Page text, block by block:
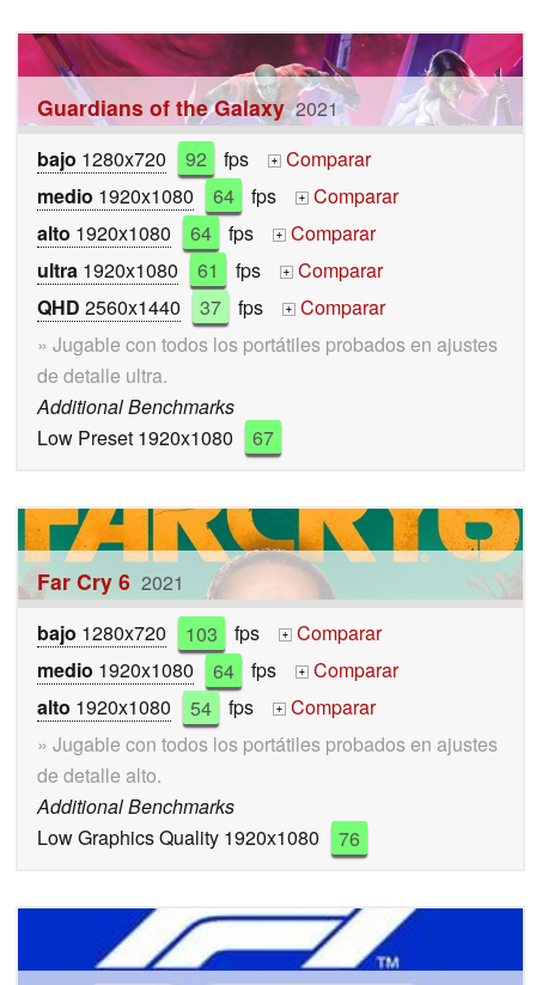
Guardians of the Galaxy 2021
bajo 1280x720 92 fps +
Comparar
medio 1920x1080 64 fps +
Comparar
alto 1920x1080 64 fps +
Comparar
ultra 1920x1080 61 fps +
Comparar
QHD 2560x1440 37 fps +
Comparar
» Jugable con todos los portátiles probados en ajustes
de detalle ultra.
Additional Benchmarks
Low Preset 1920x1080
67
Far Cry 6 2021
bajo 1280x720 103 fps +
Comparar
medio 1920x1080 64 fps +
Comparar
alto 1920x1080 54 fps +
Comparar
» Jugable con todos los portátiles probados en ajustes
de detalle alto.
Additional Benchmarks
Low Graphics Quality 1920x1080
76